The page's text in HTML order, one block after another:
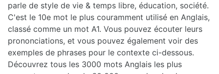
parle de style de vie & temps libre, éducation, société.
C'est le 10e mot le plus couramment utilisé en Anglais,
classé comme un mot A1. Vous pouvez écouter leurs
prononciations, et vous pouvez également voir des
exemples de phrases pour le contexte ci-dessous.
Découvrez tous les 3000 mots Anglais les plus